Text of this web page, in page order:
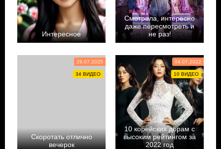
Интересное
Смотрела, интересно
даже пересмотреть и
не раз!
29.07.2025
34 ВИДЕО
Скоротать отлично
вечерок
04.07.2022
10 ВИДЕО
10 корейских дорам с
высоким рейтингом за
2022 год